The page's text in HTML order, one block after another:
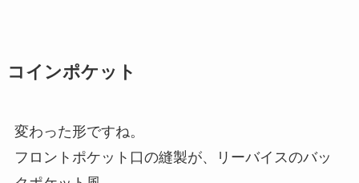
コインポケット
変わった形ですね。
フロントポケット口の縫製が、リーバイスのバッ